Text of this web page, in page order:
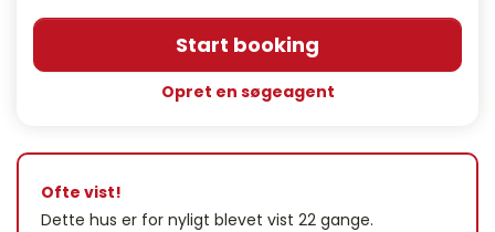
Start booking
Opret en søgeagent
Ofte vist!
Dette hus er for nyligt blevet vist 22 gange.